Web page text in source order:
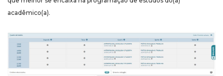
acadêmico(a).